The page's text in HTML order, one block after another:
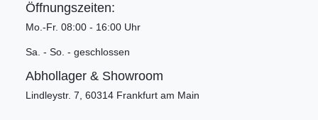
Öffnungszeiten:
Mo.-Fr. 08:00 - 16:00 Uhr
Sa. - So. - geschlossen
Abhollager & Showroom
Lindleystr. 7, 60314 Frankfurt am Main